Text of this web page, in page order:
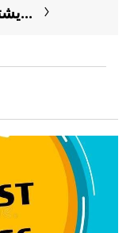
يشتكي الكثير من اخر تحديث...